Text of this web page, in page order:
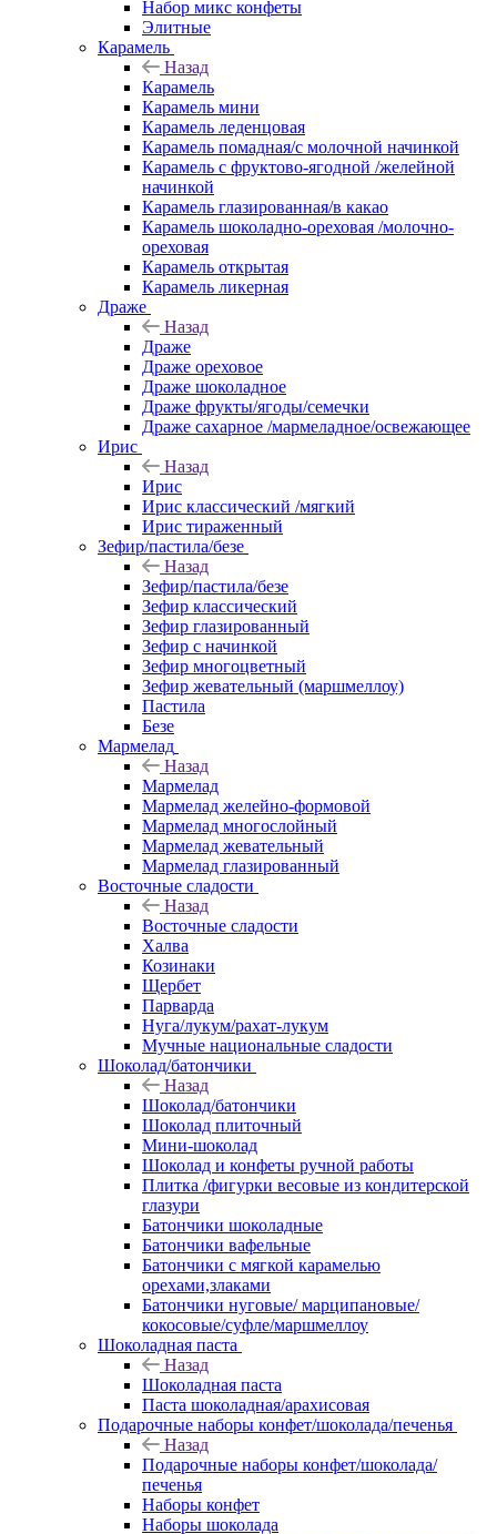
Набор микс конфеты
Элитные
Карамель
Назад
Карамель
Карамель мини
Карамель леденцовая
Карамель помадная/с молочной начинкой
Карамель с фруктово-ягодной /желейной
начинкой
Карамель глазированная/в какао
Карамель шоколадно-ореховая /молочно-
ореховая
Карамель открытая
Карамель ликерная
Драже
Назад
Драже
Драже ореховое
Драже шоколадное
Драже фрукты/ягоды/семечки
Драже сахарное /мармеладное/освежающее
Ирис
Назад
Ирис
Ирис классический /мягкий
Ирис тираженный
Зефир/пастила/безе
Назад
Зефир/пастила/безе
Зефир классический
Зефир глазированный
Зефир с начинкой
Зефир многоцветный
Зефир жевательный (маршмеллоу)
Пастила
Безе
Мармелад
Назад
Мармелад
Мармелад желейно-формовой
Мармелад многослойный
Мармелад жевательный
Мармелад глазированный
Восточные сладости
Назад
Восточные сладости
Халва
Козинаки
Щербет
Парварда
Нуга/лукум/рахат-лукум
Мучные национальные сладости
Шоколад/батончики
Назад
Шоколад/батончики
Шоколад плиточный
Мини-шоколад
Шоколад и конфеты ручной работы
Плитка /фигурки весовые из кондитерской
глазури
Батончики шоколадные
Батончики вафельные
Батончики с мягкой карамелью
орехами,злаками
Батончики нуговые/ марципановые/
кокосовые/суфле/маршмеллоу
Шоколадная паста
Назад
Шоколадная паста
Паста шоколадная/арахисовая
Подарочные наборы конфет/шоколада/печенья
Назад
Подарочные наборы конфет/шоколада/
печенья
Наборы конфет
Наборы шоколада